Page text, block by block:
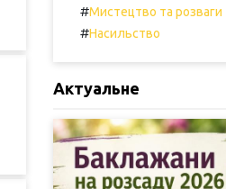
#Мистецтво та розваги
#Насильство
Актуальне